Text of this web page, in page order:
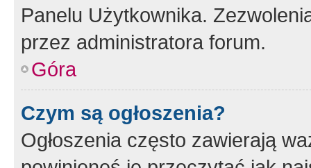
Panelu Użytkownika.
przez administratora forum.
Góra
Czym są ogłoszenia?
Ogłoszenia często zawierają